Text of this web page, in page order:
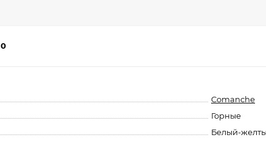
0
Comanche
Горные
Белый-